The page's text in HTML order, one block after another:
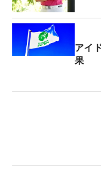
アイ
果